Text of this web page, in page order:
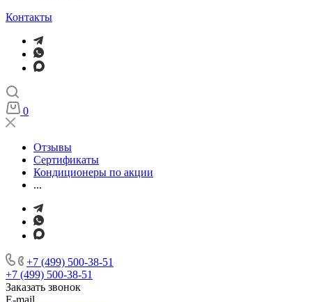
Контакты
0
Отзывы
Сертификаты
Кондиционеры по акции
...
+7 (499) 500-38-51
+7 (499) 500-38-51
Заказать звонок
E-mail